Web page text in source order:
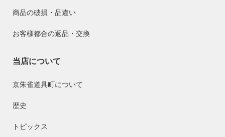
商品の破損・品違い
お客様都合の返品・交換
当店について
京朱雀道具町について
歴史
トピックス